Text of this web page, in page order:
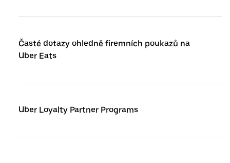
Časté dotazy ohledně firemních poukazů na
Uber Eats
Uber Loyalty Partner Programs